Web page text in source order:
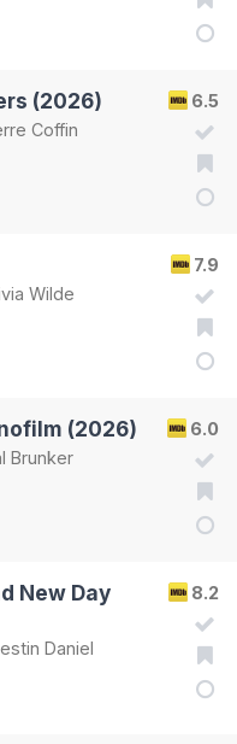
6.5
(2026)
Coffin
7.9
Wilde
6.0
(2026)
Brunker
8.2
New Day
Daniel